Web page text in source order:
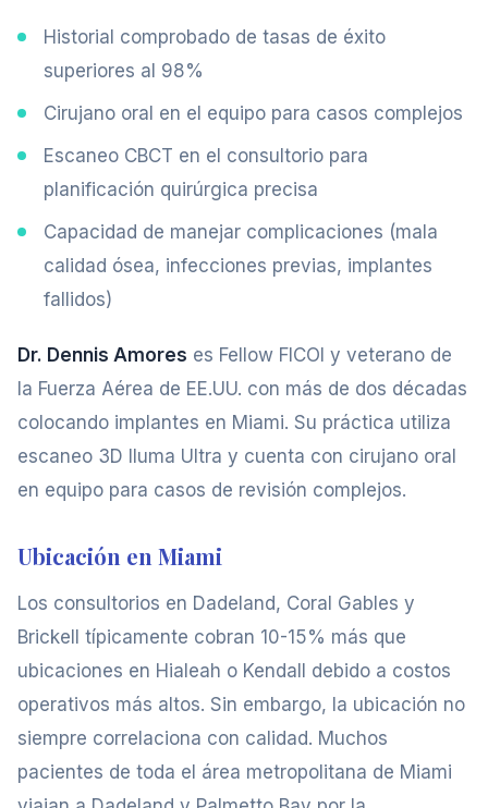
Historial comprobado de tasas de éxito
superiores al 98%
Cirujano oral en el equipo para casos complejos
Escaneo CBCT en el consultorio para
planificación quirúrgica precisa
Capacidad de manejar complicaciones (mala
calidad ósea, infecciones previas, implantes
fallidos)
Dr. Dennis Amores es Fellow FICOI y veterano de
la Fuerza Aérea de EE.UU. con más de dos décadas
colocando implantes en Miami. Su práctica utiliza
escaneo 3D Iluma Ultra y cuenta con cirujano oral
en equipo para casos de revisión complejos.
Ubicación en Miami
Los consultorios en Dadeland, Coral Gables y
Brickell típicamente cobran 10-15% más que
ubicaciones en Hialeah o Kendall debido a costos
operativos más altos. Sin embargo, la ubicación no
siempre correlaciona con calidad. Muchos
pacientes de toda el área metropolitana de Miami